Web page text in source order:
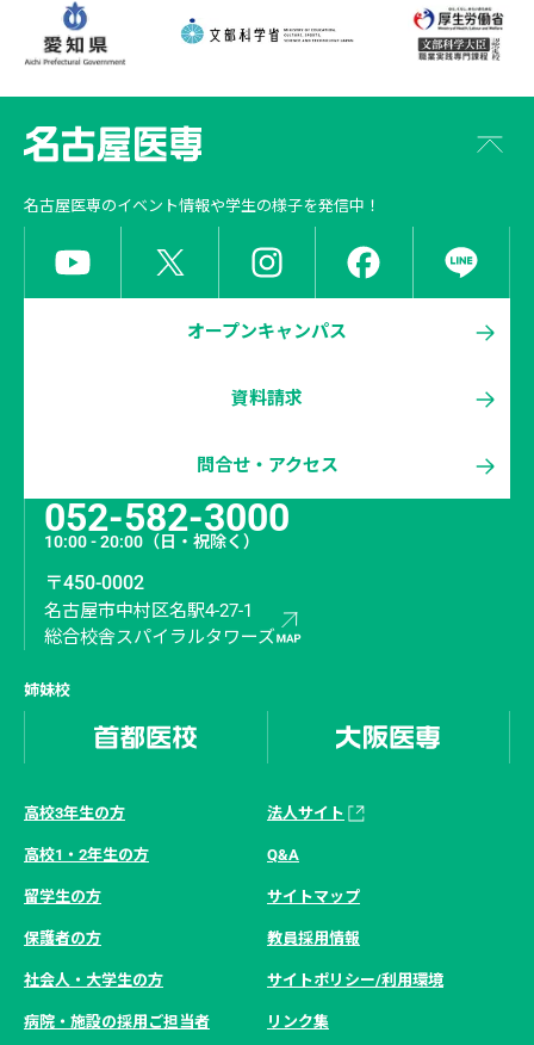
名古屋医専のイベント情報や学生の様子を発信中！
オープンキャンパス
資料請求
問合せ・アクセス
052-582-3000
10:00 - 20:00 （日・祝除く）
〒450-0002
名古屋市中村区名駅4-27-1
総合校舎スパイラルタワーズ
姉妹校
高校3年生の方
高校1・2年生の方
留学生の方
保護者の方
社会人・大学生の方
病院・施設の採用ご担当者
法人サイト
Q&A
サイトマップ
教員採用情報
サイトポリシー/利用環境
リンク集